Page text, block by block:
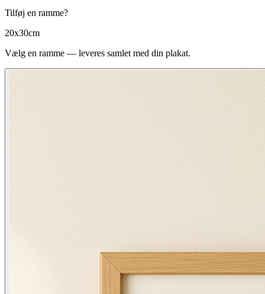
Tilføj en ramme?
20x30cm
Vælg en ramme — leveres samlet med din plakat.